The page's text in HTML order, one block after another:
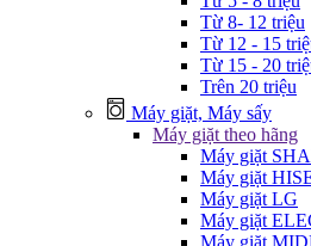
Từ 8- 12 triệu
Từ 12 - 15
Từ 15 - 20
Trên 20 triệu
Máy giặt, Máy sấy
Máy giặt theo hãng
Máy giặt
Máy giặt
Máy giặt LG
Máy giặt
Máy giặt